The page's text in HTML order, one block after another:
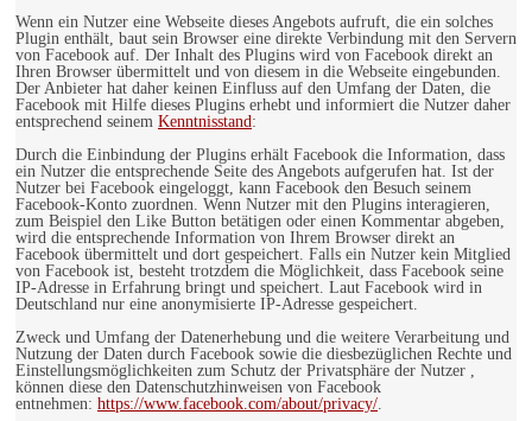
Wenn ein Nutzer eine Webseite dieses Angebots aufruft, die ein solches
Plugin enthält, baut sein Browser eine direkte Verbindung mit den Servern
von Facebook auf. Der Inhalt des Plugins wird von Facebook direkt an
Ihren Browser übermittelt und von diesem in die Webseite eingebunden.
Der Anbieter hat daher keinen Einfluss auf den Umfang der Daten, die
Facebook mit Hilfe dieses Plugins erhebt und informiert die Nutzer daher
entsprechend seinem Kenntnisstand:
Durch die Einbindung der Plugins erhält Facebook die Information, dass
ein Nutzer die entsprechende Seite des Angebots aufgerufen hat. Ist der
Nutzer bei Facebook eingeloggt, kann Facebook den Besuch seinem
Facebook-Konto zuordnen. Wenn Nutzer mit den Plugins interagieren,
zum Beispiel den Like Button betätigen oder einen Kommentar abgeben,
wird die entsprechende Information von Ihrem Browser direkt an
Facebook übermittelt und dort gespeichert. Falls ein Nutzer kein Mitglied
von Facebook ist, besteht trotzdem die Möglichkeit, dass Facebook seine
IP-Adresse in Erfahrung bringt und speichert. Laut Facebook wird in
Deutschland nur eine anonymisierte IP-Adresse gespeichert.
Zweck und Umfang der Datenerhebung und die weitere Verarbeitung und
Nutzung der Daten durch Facebook sowie die diesbezüglichen Rechte und
Einstellungsmöglichkeiten zum Schutz der Privatsphäre der Nutzer ,
können diese den Datenschutzhinweisen von Facebook
entnehmen: https://www.facebook.com/about/privacy/.